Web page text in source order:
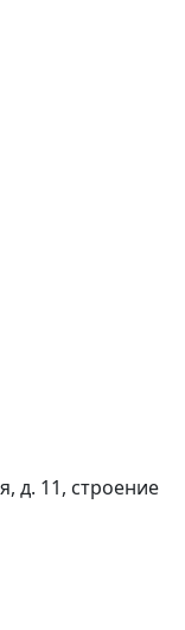
д. 11, строение